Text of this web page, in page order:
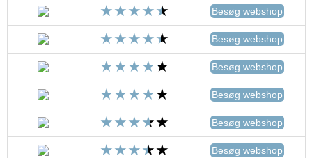
Besøg webshop
Besøg webshop
Besøg webshop
Besøg webshop
Besøg webshop
Besøg webshop